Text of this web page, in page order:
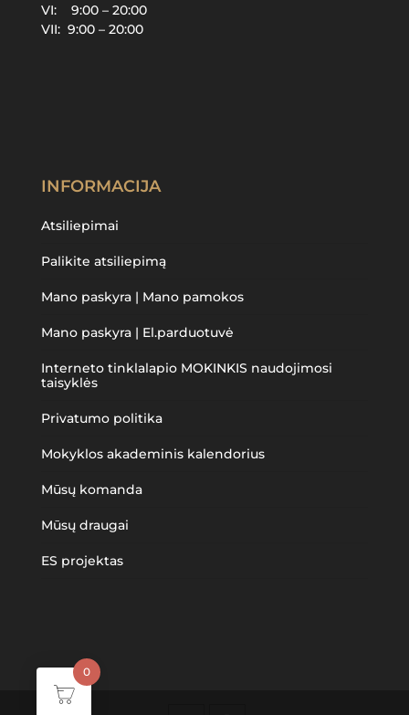
VI: 9:00 – 20:00
VII: 9:00 – 20:00
INFORMACIJA
Atsiliepimai
Palikite atsiliepimą
Mano paskyra | Mano pamokos
Mano paskyra | El.parduotuvė
Interneto tinklalapio MOKINKIS naudojimosi
taisyklės
Privatumo politika
Mokyklos akademinis kalendorius
Mūsų komanda
Mūsų draugai
ES projektas
0